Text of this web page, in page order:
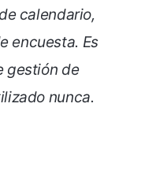
calendario,
encuesta. Es
gestión de
nunca.